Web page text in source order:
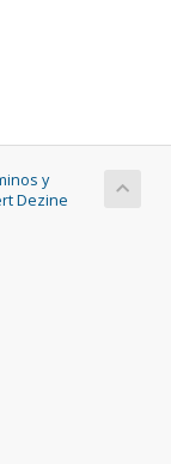
y
Dezine